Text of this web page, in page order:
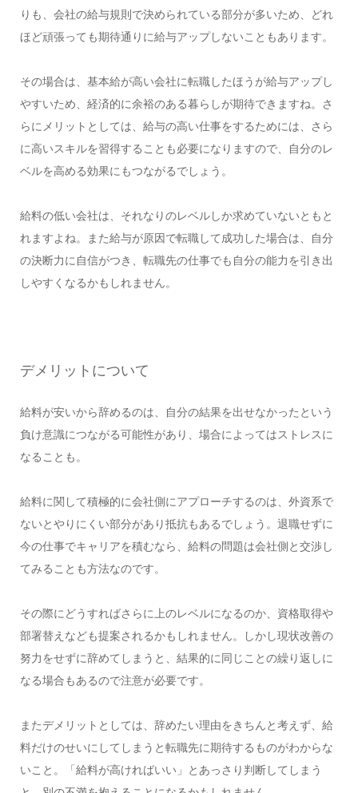
りも、会社の給与規則で決められている部分が多いため、どれ
ほど頑張っても期待通りに給与アップしないこともあります。
その場合は、基本給が高い会社に転職したほうが給与アップし
やすいため、経済的に余裕のある暮らしが期待できますね。さ
らにメリットとしては、給与の高い仕事をするためには、さら
に高いスキルを習得することも必要になりますので、自分のレ
ベルを高める効果にもつながるでしょう。
給料の低い会社は、それなりのレベルしか求めていないともと
れますよね。また給与が原因で転職して成功した場合は、自分
の決断力に自信がつき、転職先の仕事でも自分の能力を引き出
しやすくなるかもしれません。
デメリットについて
給料が安いから辞めるのは、自分の結果を出せなかったという
負け意識につながる可能性があり、場合によってはストレスに
なることも。
給料に関して積極的に会社側にアプローチするのは、外資系で
ないとやりにくい部分があり抵抗もあるでしょう。退職せずに
今の仕事でキャリアを積むなら、給料の問題は会社側と交渉し
てみることも方法なのです。
その際にどうすればさらに上のレベルになるのか、資格取得や
部署替えなども提案されるかもしれません。しかし現状改善の
努力をせずに辞めてしまうと、結果的に同じことの繰り返しに
なる場合もあるので注意が必要です。
またデメリットとしては、辞めたい理由をきちんと考えず、給
料だけのせいにしてしまうと転職先に期待するものがわからな
いこと。「給料が高ければいい」とあっさり判断してしまう